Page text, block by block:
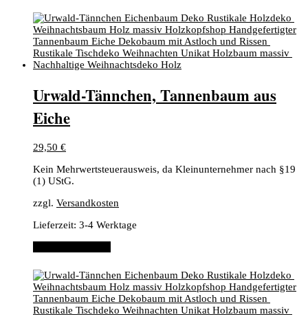
​Urwald-Tännchen, ​Tannenbaum aus
Eiche
29,50 €
Kein Mehrwertsteuerausweis, da Kleinunternehmer nach §19
(1) UStG.
zzgl. Versandkosten
Lieferzeit: 3-4 Werktage